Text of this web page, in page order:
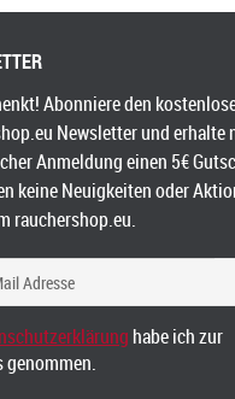
Abonniere den
Newsletter und erhalte
Anmeldung einen 5€
keine Neuigkeiten oder
rauchershop.eu.
habe ich zur
genommen.